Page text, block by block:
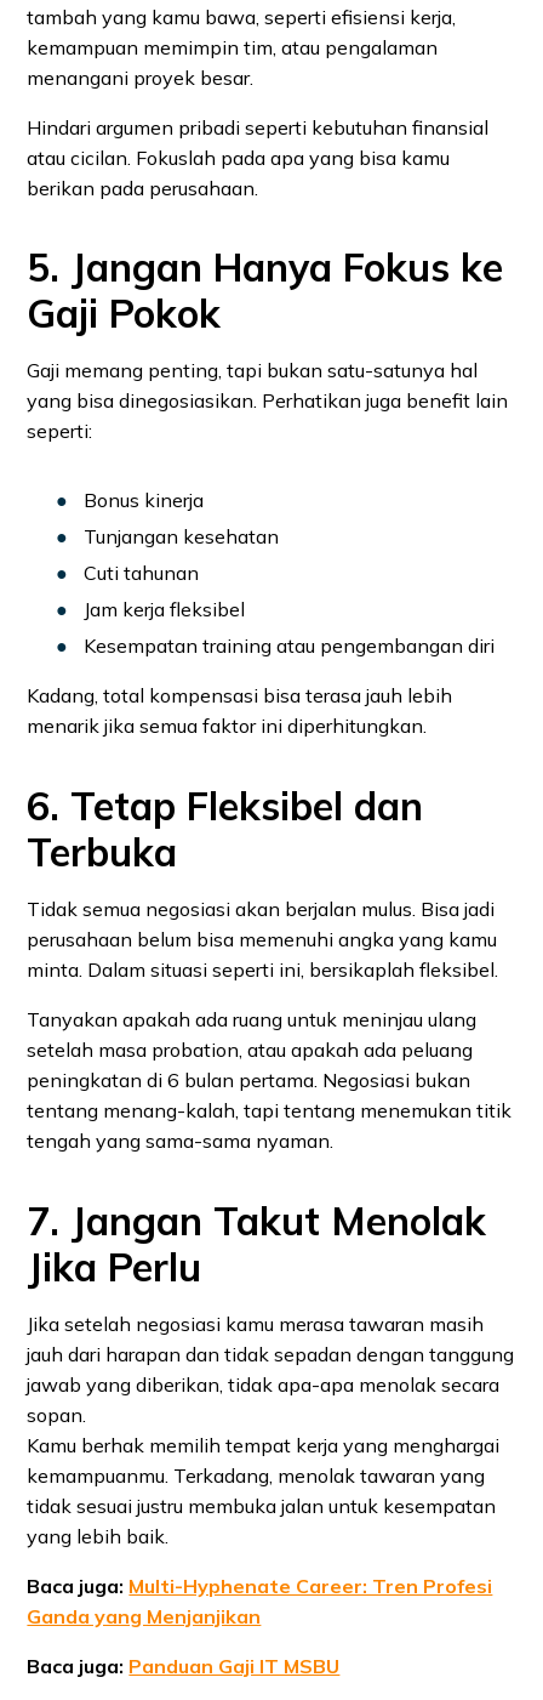
tambah yang kamu bawa, seperti efisiensi kerja,
kemampuan memimpin tim, atau pengalaman
menangani proyek besar.
Hindari argumen pribadi seperti kebutuhan finansial
atau cicilan. Fokuslah pada apa yang bisa kamu
berikan pada perusahaan.
5. Jangan Hanya Fokus ke
Gaji Pokok
Gaji memang penting, tapi bukan satu-satunya hal
yang bisa dinegosiasikan. Perhatikan juga benefit lain
seperti:
Bonus kinerja
Tunjangan kesehatan
Cuti tahunan
Jam kerja fleksibel
Kesempatan training atau pengembangan diri
Kadang, total kompensasi bisa terasa jauh lebih
menarik jika semua faktor ini diperhitungkan.
6. Tetap Fleksibel dan
Terbuka
Tidak semua negosiasi akan berjalan mulus. Bisa jadi
perusahaan belum bisa memenuhi angka yang kamu
minta. Dalam situasi seperti ini, bersikaplah fleksibel.
Tanyakan apakah ada ruang untuk meninjau ulang
setelah masa probation, atau apakah ada peluang
peningkatan di 6 bulan pertama. Negosiasi bukan
tentang menang-kalah, tapi tentang menemukan titik
tengah yang sama-sama nyaman.
7. Jangan Takut Menolak
Jika Perlu
Jika setelah negosiasi kamu merasa tawaran masih
jauh dari harapan dan tidak sepadan dengan tanggung
jawab yang diberikan, tidak apa-apa menolak secara
sopan.
Kamu berhak memilih tempat kerja yang menghargai
kemampuanmu. Terkadang, menolak tawaran yang
tidak sesuai justru membuka jalan untuk kesempatan
yang lebih baik.
Baca juga: Multi-Hyphenate Career: Tren Profesi
Ganda yang Menjanjikan
Baca juga: Panduan Gaji IT MSBU